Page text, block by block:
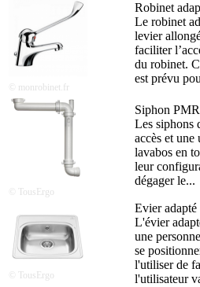
© monrobinet.fr
Robinet
Le robinet
levier
faciliter
du robinet.
est prévu
© TousErgo
Siphon
Les siphons
accès et une
lavabos en
leur
dégager le...
© TousErgo
Evier adapté
L'évier
une
se
l'utiliser de
l'utilisateur